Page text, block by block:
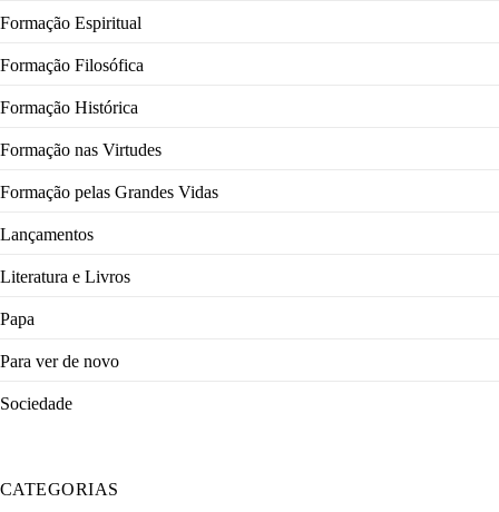
Formação Espiritual
Formação Filosófica
Formação Histórica
Formação nas Virtudes
Formação pelas Grandes Vidas
Lançamentos
Literatura e Livros
Papa
Para ver de novo
Sociedade
CATEGORIAS